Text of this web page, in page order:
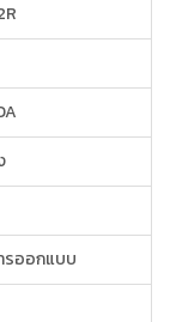
รออกแบบ